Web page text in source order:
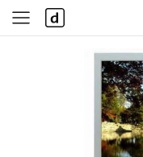
사
이
다
나
와